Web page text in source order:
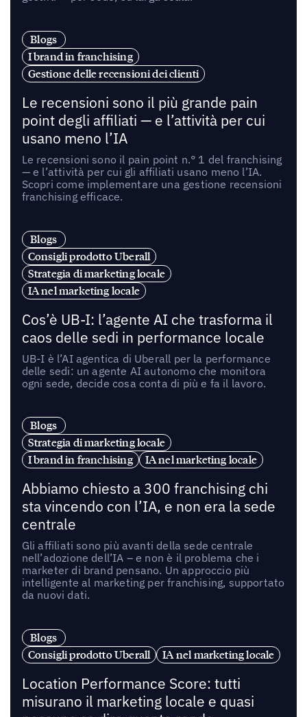
Blogs
I brand in franchising
Gestione delle recensioni dei clienti
Le recensioni sono il più grande pain
point degli affiliati — e l’attività per cui
usano meno l’IA
Le recensioni sono il pain point n.° 1 del franchising
— e l’attività per cui gli affiliati usano meno l’IA.
Scopri come implementare una gestione recensioni
franchising efficace.
Blogs
Consigli prodotto Uberall
Strategia di marketing locale
IA nel marketing locale
Cos’è UB-I: l’agente AI che trasforma il
caos delle sedi in performance locale
UB-I è l’AI agentica di Uberall per la performance
delle sedi: un agente AI autonomo che monitora
ogni sede, decide cosa conta di più e fa il lavoro.
Blogs
Strategia di marketing locale
I brand in franchising
IA nel marketing locale
Abbiamo chiesto a 300 franchising chi
sta vincendo con l’IA, e non era la sede
centrale
Gli affiliati sono più avanti della sede centrale
nell’adozione dell’IA – e non è il problema che i
marketer di brand pensano. Un approccio più
intelligente al marketing per franchising, supportato
da nuovi dati.
Blogs
Consigli prodotto Uberall
IA nel marketing locale
Location Performance Score: tutti
misurano il marketing locale e quasi